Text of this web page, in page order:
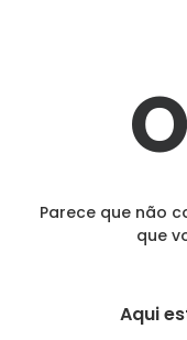
Parece que não
que
Aqui